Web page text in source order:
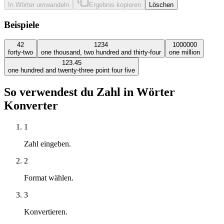
In Wörter umwandeln Ergebnis kopieren Löschen
Beispiele
42
forty-two
1234
one thousand, two hundred and thirty-four
1000000
one million
123.45
one hundred and twenty-three point four five
So verwendest du Zahl in Wörter
Konverter
1
Zahl eingeben.
2
Format wählen.
3
Konvertieren.